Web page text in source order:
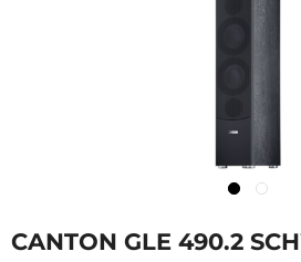
CANTON GLE 490.2